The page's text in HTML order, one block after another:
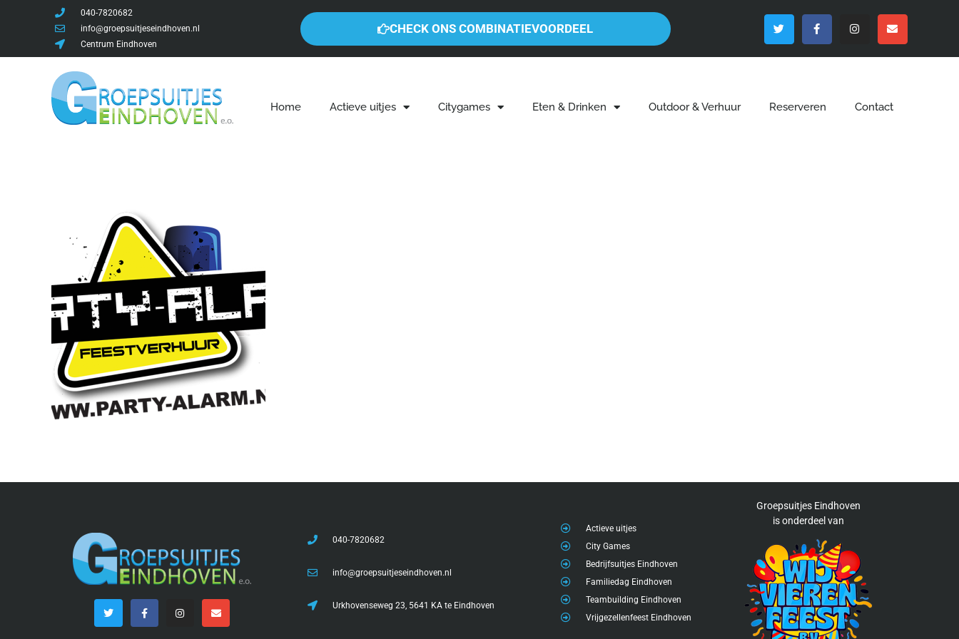
040-7820682
info@groepsuitjeseindhoven.nl
Centrum Eindhoven
CHECK ONS COMBINATIEVOORDEEL
Home Actieve uitjes Citygames Eten & Drinken Outdoor & Verhuur Reserveren Contact
040-7820682
info@groepsuitjeseindhoven.nl
Urkhovenseweg 23, 5641 KA te Eindhoven
Actieve uitjes
City Games
Bedrijfsuitjes Eindhoven
Familiedag Eindhoven
Teambuilding Eindhoven
Vrijgezellenfeest Eindhoven
Groepsuitjes Eindhoven
isonderdeel van